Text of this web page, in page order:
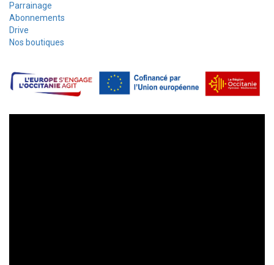
Parrainage
Abonnements
Drive
Nos boutiques